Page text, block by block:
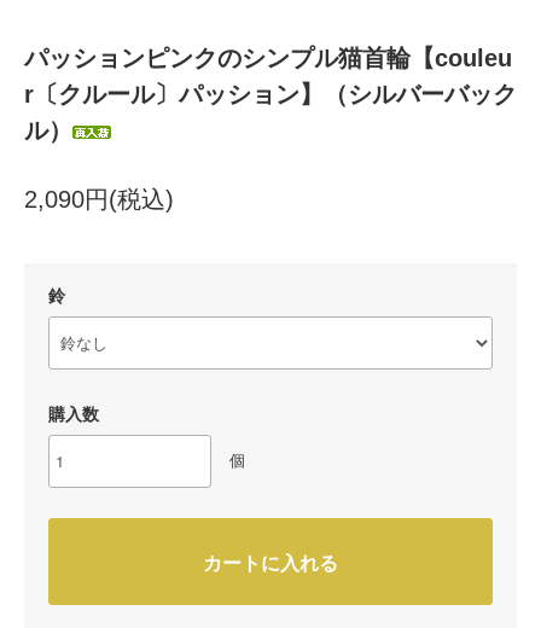
パッションピンクのシンプル猫首輪【couleu
r〔クルール〕パッション】（シルバーバック
ル）
2,090円(税込)
鈴
購入数
個
カートに入れる